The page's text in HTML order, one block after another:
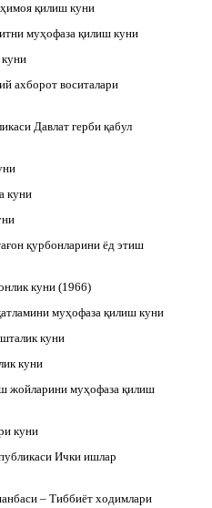
қилиш куни
муҳофаза қилиш куни
ахборот воситалари
Давлат герби қабул
куни
қурбонларини ёд этиш
куни (1966)
муҳофаза қилиш куни
куни
куни
жойларини муҳофаза қилиш
куни
Ички ишлар
– Тиббиёт ходимлари